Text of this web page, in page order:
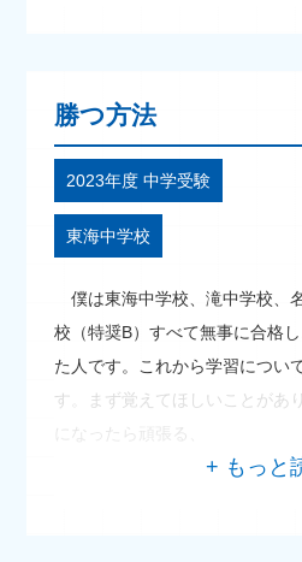
勝つ方法
2023年度 中学受験
東海中学校
僕は東海中学校、滝中学校、
校（特奨B）すべて無事に合格
た人です。これから学習につい
す。まず覚えてほしいことがあ
になったら頑張る、